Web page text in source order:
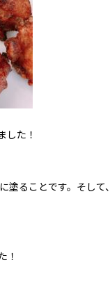
した！
ることです。そして
！